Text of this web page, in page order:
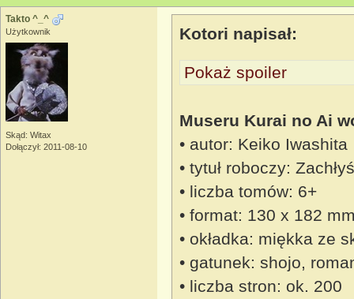
Takto ^_^
Użytkownik
Skąd: Witax
Dołączył: 2011-08-10
Kotori napisał:
Pokaż spoiler
Museru Kurai no Ai
• autor: Keiko Iwashita
• tytuł roboczy:
• liczba tomów: 6+
• format: 130 x 182
• okładka: miękka ze
• gatunek: shojo,
• liczba stron: ok. 200